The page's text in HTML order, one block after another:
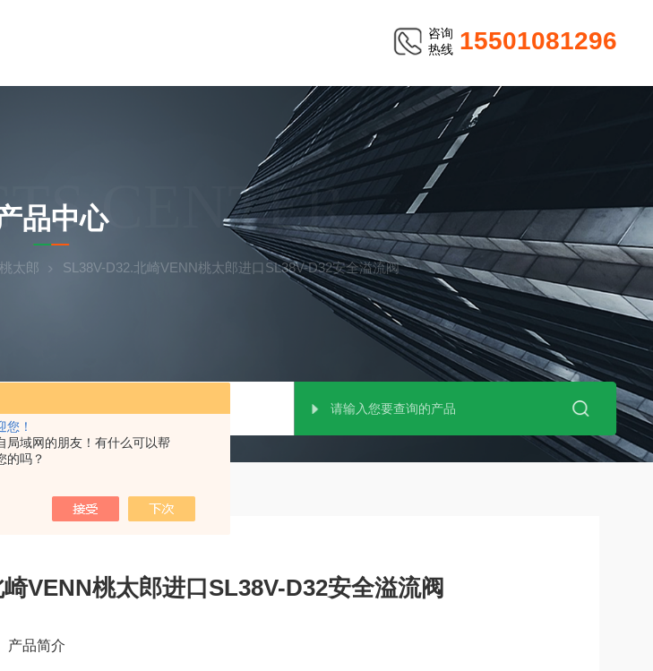
您！
局域网的朋友！有什么可以帮
的吗？
咨询
热线 15501081296
CENTER
品中心
太郎 SL38V-D32.北崎VENN桃太郎进口SL38V-D32安全溢流阀
VENN桃太郎进口SL38V-D32安全溢流阀
产品简介